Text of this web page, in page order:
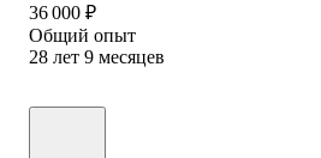
36 000 ₽
Общий опыт
28 лет 9 месяцев